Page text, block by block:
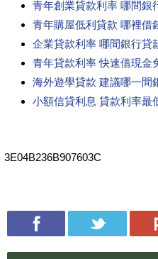
青年創業貸款利率 哪間銀
青年購屋低利貸款 哪裡借
企業貸款利率 哪間銀行貸
青年貸款利率 快速借現金
海外遊學貸款 建議哪一間
小額信貸利息 貸款利率最
3E04B236B907603C